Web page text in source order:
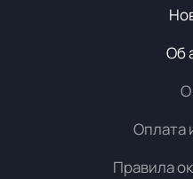
Об
О
Оплата
Правила